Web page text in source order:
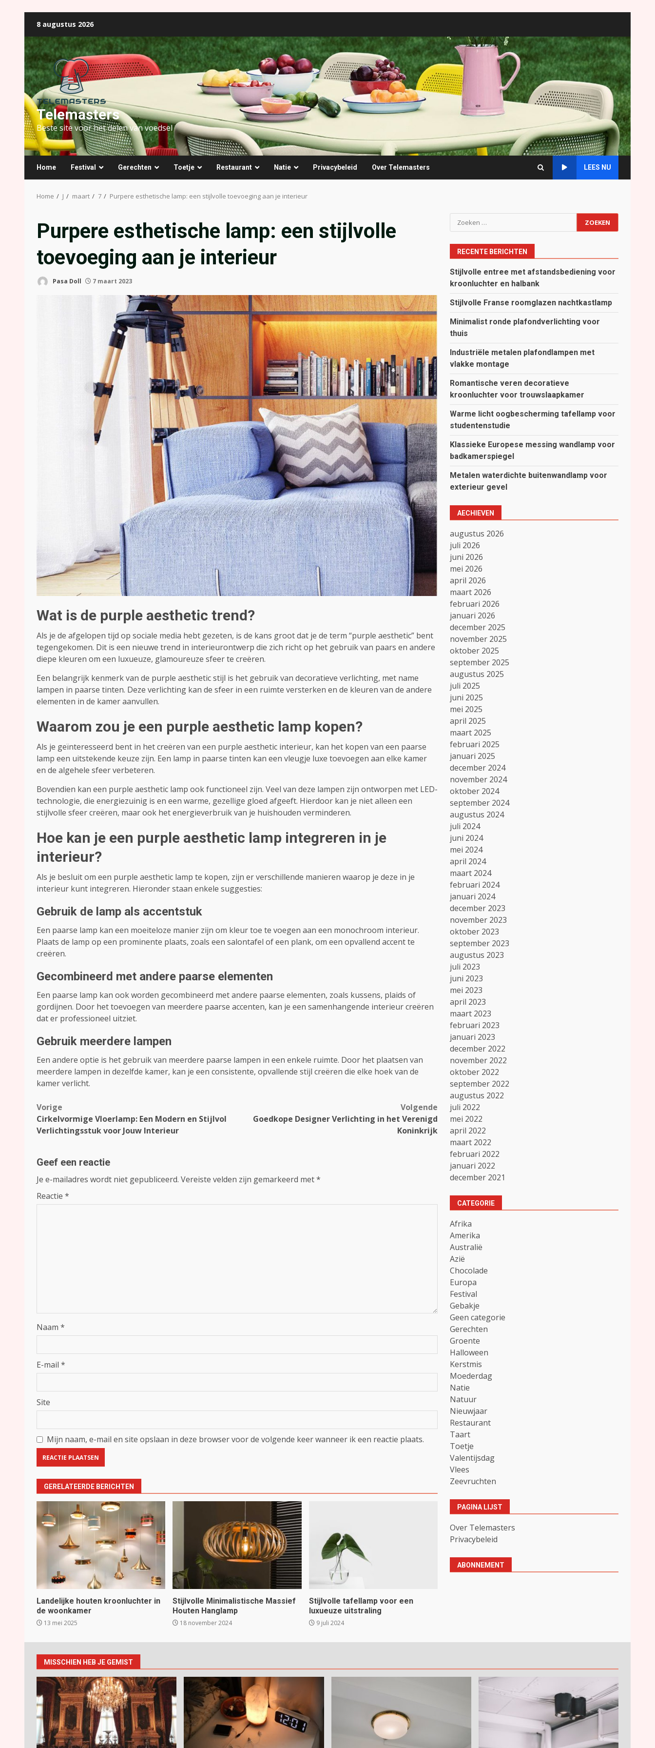
naar
de
inhoud
8 augustus 2026
Telemasters
Beste site voor het delen van voedsel
Home Festival Gerechten Toetje Restaurant Natie Privacybeleid Over Telemasters LEES NU
Home J maart 7 Purpere esthetische lamp: een stijlvolle toevoeging aan je interieur
Purpere esthetische lamp: een stijlvolle
toevoeging aan je interieur
Pasa Doll 7 maart 2023
Wat is de purple aesthetic trend?
Als je de afgelopen tijd op sociale media hebt gezeten, is de kans groot dat je de term “purple aesthetic” bent
tegengekomen. Dit is een nieuwe trend in interieurontwerp die zich richt op het gebruik van paars en andere
diepe kleuren om een luxueuze, glamoureuze sfeer te creëren.
Een belangrijk kenmerk van de purple aesthetic stijl is het gebruik van decoratieve verlichting, met name
lampen in paarse tinten. Deze verlichting kan de sfeer in een ruimte versterken en de kleuren van de andere
elementen in de kamer aanvullen.
Waarom zou je een purple aesthetic lamp kopen?
Als je geïnteresseerd bent in het creëren van een purple aesthetic interieur, kan het kopen van een paarse
lamp een uitstekende keuze zijn. Een lamp in paarse tinten kan een vleugje luxe toevoegen aan elke kamer
en de algehele sfeer verbeteren.
Bovendien kan een purple aesthetic lamp ook functioneel zijn. Veel van deze lampen zijn ontworpen met LED-
technologie, die energiezuinig is en een warme, gezellige gloed afgeeft. Hierdoor kan je niet alleen een
stijlvolle sfeer creëren, maar ook het energieverbruik van je huishouden verminderen.
Hoe kan je een purple aesthetic lamp integreren in je
interieur?
Als je besluit om een purple aesthetic lamp te kopen, zijn er verschillende manieren waarop je deze in je
interieur kunt integreren. Hieronder staan enkele suggesties:
Gebruik de lamp als accentstuk
Een paarse lamp kan een moeiteloze manier zijn om kleur toe te voegen aan een monochroom interieur.
Plaats de lamp op een prominente plaats, zoals een salontafel of een plank, om een opvallend accent te
creëren.
Gecombineerd met andere paarse elementen
Een paarse lamp kan ook worden gecombineerd met andere paarse elementen, zoals kussens, plaids of
gordijnen. Door het toevoegen van meerdere paarse accenten, kan je een samenhangende interieur creëren
dat er professioneel uitziet.
Gebruik meerdere lampen
Een andere optie is het gebruik van meerdere paarse lampen in een enkele ruimte. Door het plaatsen van
meerdere lampen in dezelfde kamer, kan je een consistente, opvallende stijl creëren die elke hoek van de
kamer verlicht.
Bericht
navigatie
Vorige
Cirkelvormige Vloerlamp: Een Modern en Stijlvol
Verlichtingsstuk voor Jouw Interieur
Volgende
Goedkope Designer Verlichting in het Verenigd
Koninkrijk
Geef een reactie
Je e-mailadres wordt niet gepubliceerd. Vereiste velden zijn gemarkeerd met*
Reactie *
Naam *
E-mail *
Site
Mijn naam, e-mail en site opslaan in deze browser voor de volgende keer wanneer ik een reactie plaats.
GERELATEERDE BERICHTEN
Landelijke houten kroonluchter in
de woonkamer
13 mei 2025
Stijlvolle Minimalistische Massief
Houten Hanglamp
18 november 2024
Stijlvolle tafellamp voor een
luxueuze uitstraling
9 juli 2024
Zoeken
naar:
RECENTE BERICHTEN
Stijlvolle entree met afstandsbediening voor
kroonluchter en halbank
Stijlvolle Franse roomglazen nachtkastlamp
Minimalist ronde plafondverlichting voor
thuis
Industriële metalen plafondlampen met
vlakke montage
Romantische veren decoratieve
kroonluchter voor trouwslaapkamer
Warme licht oogbescherming tafellamp voor
studentenstudie
Klassieke Europese messing wandlamp voor
badkamerspiegel
Metalen waterdichte buitenwandlamp voor
exterieur gevel
AECHIEVEN
augustus 2026
juli 2026
juni 2026
mei 2026
april 2026
maart 2026
februari 2026
januari 2026
december 2025
november 2025
oktober 2025
september 2025
augustus 2025
juli 2025
juni 2025
mei 2025
april 2025
maart 2025
februari 2025
januari 2025
december 2024
november 2024
oktober 2024
september 2024
augustus 2024
juli 2024
juni 2024
mei 2024
april 2024
maart 2024
februari 2024
januari 2024
december 2023
november 2023
oktober 2023
september 2023
augustus 2023
juli 2023
juni 2023
mei 2023
april 2023
maart 2023
februari 2023
januari 2023
december 2022
november 2022
oktober 2022
september 2022
augustus 2022
juli 2022
mei 2022
april 2022
maart 2022
februari 2022
januari 2022
december 2021
CATEGORIE
Afrika
Amerika
Australië
Azië
Chocolade
Europa
Festival
Gebakje
Geen categorie
Gerechten
Groente
Halloween
Kerstmis
Moederdag
Natie
Natuur
Nieuwjaar
Restaurant
Taart
Toetje
Valentijsdag
Vlees
Zeevruchten
PAGINA LIJST
Over Telemasters
Privacybeleid
ABONNEMENT
MISSCHIEN HEB JE GEMIST